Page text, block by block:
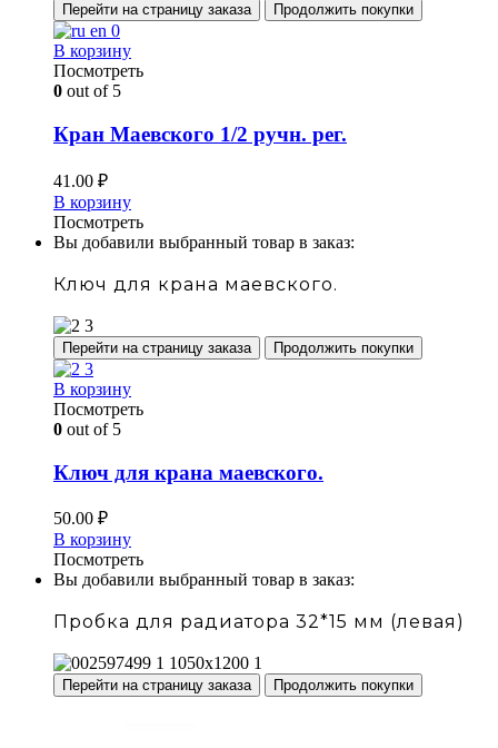
Перейти на страницу заказа Продолжить покупки
В корзину
Посмотреть
0 out of 5
Кран Маевского 1/2 ручн. рег.
41.00 ₽
В корзину
Посмотреть
Вы добавили выбранный товар в заказ:
Ключ для крана маевского.
Перейти на страницу заказа Продолжить покупки
В корзину
Посмотреть
0 out of 5
Ключ для крана маевского.
50.00 ₽
В корзину
Посмотреть
Вы добавили выбранный товар в заказ:
Пробка для радиатора 32*15 мм (левая)
Перейти на страницу заказа Продолжить покупки